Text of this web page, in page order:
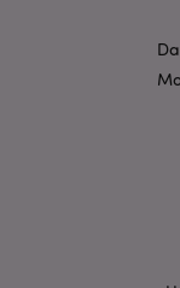
mage-